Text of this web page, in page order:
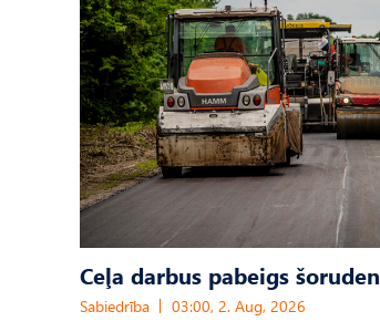
Ceļa darbus pabeigs šoruden
Sabiedrība 03:00, 2. Aug, 2026